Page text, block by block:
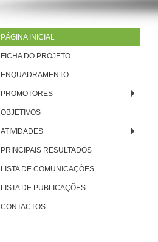
PÁGINA INICIAL
FICHA DO PROJETO
ENQUADRAMENTO
PROMOTORES
OBJETIVOS
ATIVIDADES
PRINCIPAIS RESULTADOS
LISTA DE COMUNICAÇÕES
LISTA DE PUBLICAÇÕES
CONTACTOS